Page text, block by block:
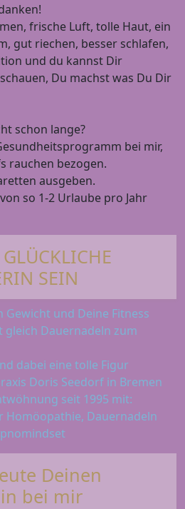
frische Luft, tolle Haut, ein
gut riechen, besser schlafen,
und du kannst Dir
Du machst was Du Dir
schon lange?
bei mir,
rauchen bezogen.
ausgeben.
so 1-2 Urlaube pro Jahr
SEIN
Gewicht und Deine Fitness
gleich Dauernadeln zum
dabei eine tolle Figur
Doris Seedorf in Bremen
seit 1995 mit:
Homöopathie, Dauernadeln
Deinen
bei mir